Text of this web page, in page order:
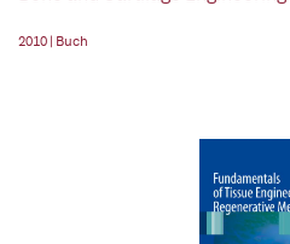
2010 | Buch